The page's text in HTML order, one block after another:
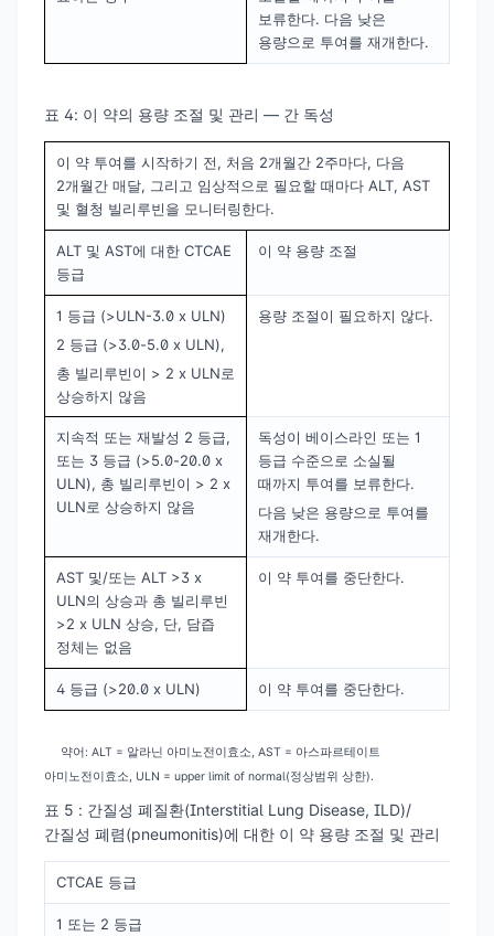
보류한다. 다음 낮은
용량으로 투여를 재개한다.
표 4: 이 약의 용량 조절 및 관리 — 간 독성
이 약 투여를 시작하기 전, 처음 2개월간 2주마다, 다음
2개월간 매달, 그리고 임상적으로 필요할 때마다 ALT, AST
및 혈청 빌리루빈을 모니터링한다.
ALT 및 AST에 대한 CTCAE
등급
이 약 용량 조절
1 등급 (>ULN-3.0 x ULN)
2 등급 (>3.0-5.0 x ULN),
총 빌리루빈이 > 2 x ULN로
상승하지 않음
용량 조절이 필요하지 않다.
지속적 또는 재발성 2 등급,
또는 3 등급 (>5.0-20.0 x
ULN), 총 빌리루빈이 > 2 x
ULN로 상승하지 않음
독성이 베이스라인 또는 1
등급 수준으로 소실될
때까지 투여를 보류한다.
다음 낮은 용량으로 투여를
재개한다.
AST 및/또는 ALT >3 x
ULN의 상승과 총 빌리루빈
>2 x ULN 상승, 단, 담즙
정체는 없음
이 약 투여를 중단한다.
4 등급 (>20.0 x ULN) 이 약 투여를 중단한다.
약어: ALT = 알라닌 아미노전이효소 , AST = 아스파르테이트
아미노전이효소 , ULN = upper limit of normal(정상범위 상한).
표 5 : 간질성 폐질환(Interstitial Lung Disease, ILD)/
간질성 폐렴(pneumonitis)에 대한 이 약 용량 조절 및 관리
CTCAE 등급
1 또는 2 등급